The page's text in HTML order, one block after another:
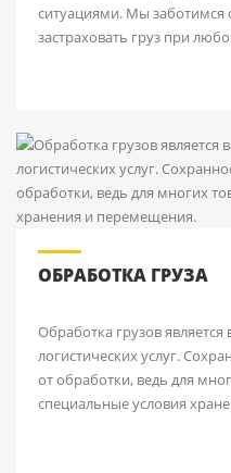
ситуациями. Мы заботимся
застраховать груз при
ОБРАБОТКА ГРУЗА
Обработка грузов
логистических услуг.
от обработки, ведь для
специальные условия